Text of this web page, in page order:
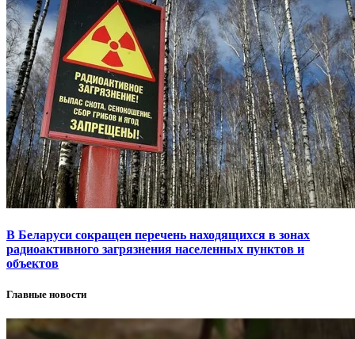
В Беларуси сокращен перечень находящихся в зонах
радиоактивного загрязнения населенных пунктов и
объектов
Главные новости